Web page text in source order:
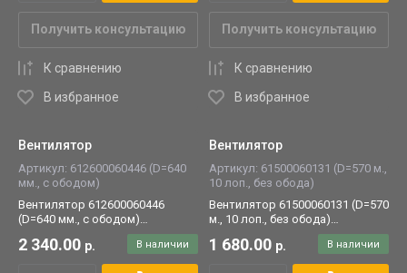
Получить консультацию
К сравнению
В избранное
Получить консультацию
К сравнению
В избранное
Вентилятор
Артикул: 612600060446 (D=640
мм., с ободом)
Вентилятор 612600060446
(D=640 мм., с ободом)
устанавливается на двигатели
Weichai/WP.
В наличии
2 340.00 р.
Вентилятор
Артикул: 61500060131 (D=570 м.,
10 лоп., без обода)
Вентилятор 61500060131 (D=570
м., 10 лоп., без обода)
устанавливается на двигатели
Weichai/WP.
В наличии
1 680.00 р.